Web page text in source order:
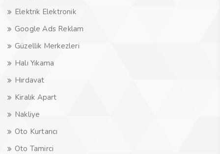
Elektrik Elektronik
Google Ads Reklam
Güzellik Merkezleri
Halı Yıkama
Hırdavat
Kiralık Apart
Nakliye
Oto Kurtarıcı
Oto Tamirci